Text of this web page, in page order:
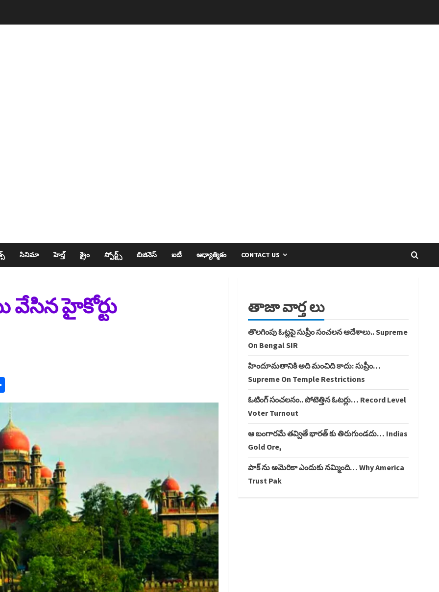
సినిమా హెల్త్​ క్రైం స్పోర్ట్స్​ బిజినెస్​ ఐటీ ఆధ్యాత్మికం CONTACT US
వేసిన హైకోర్టు తాజా వార్త లు
తొలగింపు ఓట్లపై సుప్రీం సంచలన ఆదేశాలు.. Supreme
On Bengal SIR
హిందూమతానికి అది మంచిది కాదు: సుప్రీం…
Supreme On Temple Restrictions
ఓటింగ్ సంచలనం.. పోటెత్తిన ఓటర్లు… Record Level
Voter Turnout
ఆ బంగారమే తవ్వితే భారత్ కు తిరుగుండదు… Indias
Gold Ore,
పాక్ ను అమెరికా ఎందుకు నమ్మింది… Why America
Trust Pak